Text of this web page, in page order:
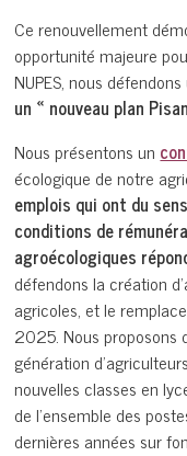
Ce renouvellement
opportunité majeure
NUPES, nous
un « nouveau plan
Nous présentons un
écologique de notre
emplois qui ont du
conditions de
agroécologiques
défendons la création
agricoles, et le
2025. Nous proposons
génération
nouvelles classes en
de l’ensemble des
dernières années sur